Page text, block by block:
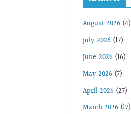
August 2026 (4)
July 2026 (17)
June 2026 (16)
May 2026 (7)
April 2026 (27)
March 2026 (17)